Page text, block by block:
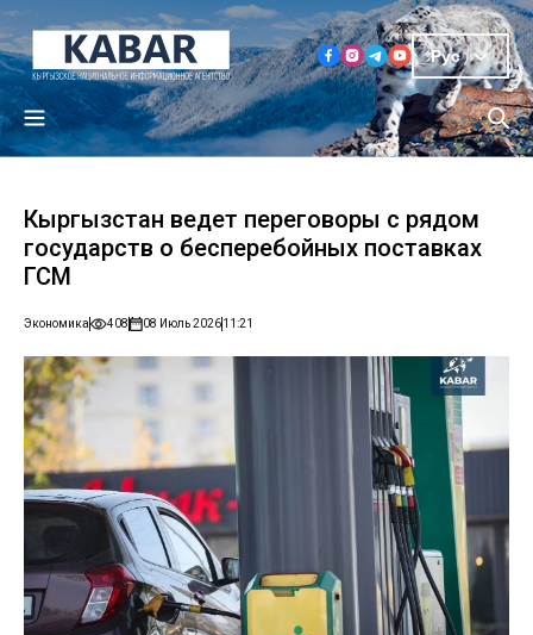
Рус
Кыргызстан ведет переговоры с рядом
государств о бесперебойных поставках
ГСМ
Экономика 408 08 Июль 202611:21